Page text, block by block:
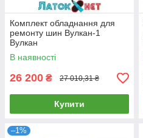
Комплект обладнання для
ремонту шин Вулкан-1
Вулкан
В наявності
26 200 ₴ 27 010,31 ₴
Купити
–1%